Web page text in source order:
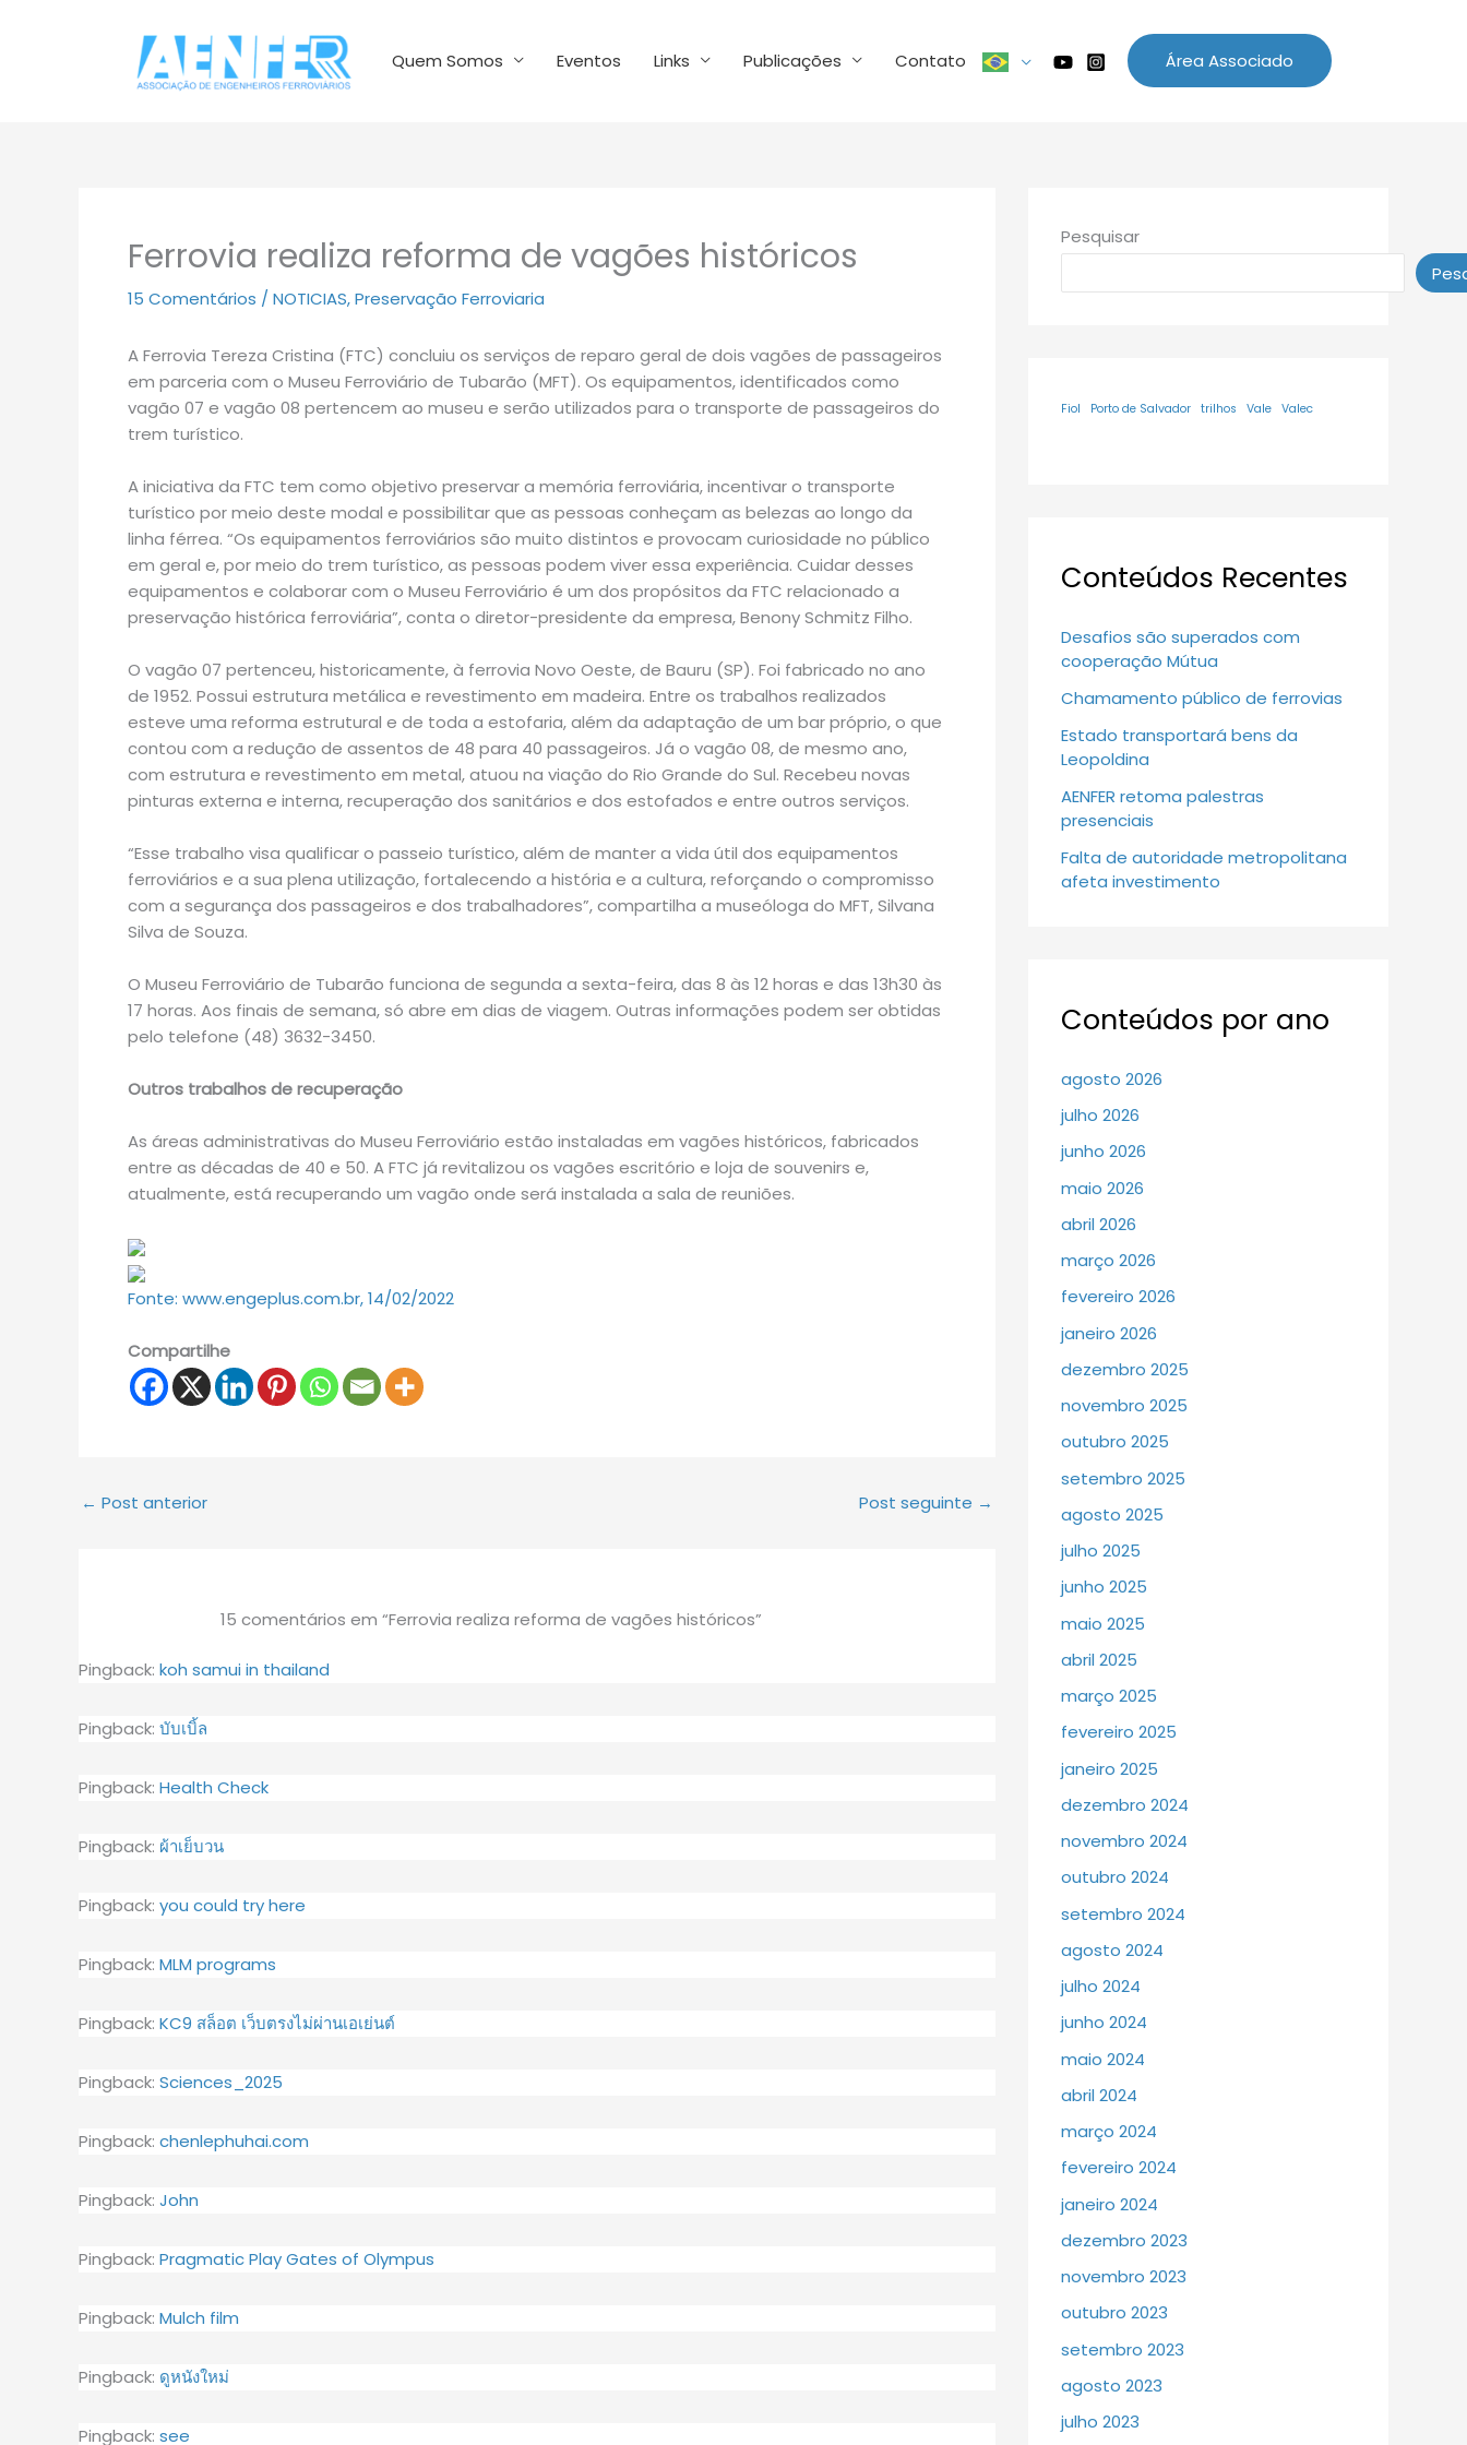
Quem Somos Eventos Links Publicações Contato Área Associado
Ferrovia realiza reforma de vagões históricos
15 Comentários / NOTICIAS,Preservação Ferroviaria
A Ferrovia Tereza Cristina (FTC) concluiu os serviços de reparo geral de dois vagões de passageiros
em parceria com o Museu Ferroviário de Tubarão (MFT). Os equipamentos, identificados como
vagão 07 e vagão 08 pertencem ao museu e serão utilizados para o transporte de passageiros do
trem turístico.
A iniciativa da FTC tem como objetivo preservar a memória ferroviária, incentivar o transporte
turístico por meio deste modal e possibilitar que as pessoas conheçam as belezas ao longo da
linha férrea. “Os equipamentos ferroviários são muito distintos e provocam curiosidade no público
em geral e, por meio do trem turístico, as pessoas podem viver essa experiência. Cuidar desses
equipamentos e colaborar com o Museu Ferroviário é um dos propósitos da FTC relacionado a
preservação histórica ferroviária”, conta o diretor-presidente da empresa, Benony Schmitz Filho.
O vagão 07 pertenceu, historicamente, à ferrovia Novo Oeste, de Bauru (SP). Foi fabricado no ano
de 1952. Possui estrutura metálica e revestimento em madeira. Entre os trabalhos realizados
esteve uma reforma estrutural e de toda a estofaria, além da adaptação de um bar próprio, o que
contou com a redução de assentos de 48 para 40 passageiros. Já o vagão 08, de mesmo ano,
com estrutura e revestimento em metal, atuou na viação do Rio Grande do Sul. Recebeu novas
pinturas externa e interna, recuperação dos sanitários e dos estofados e entre outros serviços.
“Esse trabalho visa qualificar o passeio turístico, além de manter a vida útil dos equipamentos
ferroviários e a sua plena utilização, fortalecendo a história e a cultura, reforçando o compromisso
com a segurança dos passageiros e dos trabalhadores”, compartilha a museóloga do MFT, Silvana
Silva de Souza.
O Museu Ferroviário de Tubarão funciona de segunda a sexta-feira, das 8 às 12 horas e das 13h30 às
17 horas. Aos finais de semana, só abre em dias de viagem. Outras informações podem ser obtidas
pelo telefone (48) 3632-3450.
Outros trabalhos de recuperação
As áreas administrativas do Museu Ferroviário estão instaladas em vagões históricos, fabricados
entre as décadas de 40 e 50. A FTC já revitalizou os vagões escritório e loja de souvenirs e,
atualmente, está recuperando um vagão onde será instalada a sala de reuniões.
Fonte: www.engeplus.com.br, 14/02/2022
Compartilhe
← Post anterior Post seguinte →
15 comentários em “Ferrovia realiza reforma de vagões históricos”
Pingback: koh samui in thailand
Pingback: บับเบิ้ล
Pingback: Health Check
Pingback: ผ้าเย็บวน
Pingback: you could try here
Pingback: MLM programs
Pingback: KC9 สล็อต เว็บตรงไม่ผ่านเอเย่นต์
Pingback: Sciences_2025
Pingback: chenlephuhai.com
Pingback: John
Pingback: Pragmatic Play Gates of Olympus
Pingback: Mulch film
Pingback: ดูหนังใหม่
Pingback: see
Pesquisar
Fiol Porto de Salvador trilhos Vale Valec
Conteúdos Recentes
Desafios são superados com
cooperação Mútua
Chamamento público de ferrovias
Estado transportará bens da
Leopoldina
AENFER retoma palestras
presenciais
Falta de autoridade metropolitana
afeta investimento
Conteúdos por ano
agosto 2026
julho 2026
junho 2026
maio 2026
abril 2026
março 2026
fevereiro 2026
janeiro 2026
dezembro 2025
novembro 2025
outubro 2025
setembro 2025
agosto 2025
julho 2025
junho 2025
maio 2025
abril 2025
março 2025
fevereiro 2025
janeiro 2025
dezembro 2024
novembro 2024
outubro 2024
setembro 2024
agosto 2024
julho 2024
junho 2024
maio 2024
abril 2024
março 2024
fevereiro 2024
janeiro 2024
dezembro 2023
novembro 2023
outubro 2023
setembro 2023
agosto 2023
julho 2023